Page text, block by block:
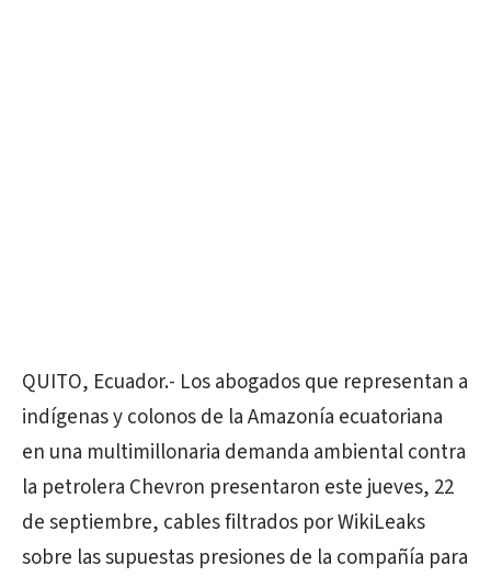
QUITO, Ecuador.- Los abogados que representan a
indígenas y colonos de la Amazonía ecuatoriana
en una multimillonaria demanda ambiental contra
la petrolera Chevron presentaron este jueves, 22
de septiembre, cables filtrados por WikiLeaks
sobre las supuestas presiones de la compañía para